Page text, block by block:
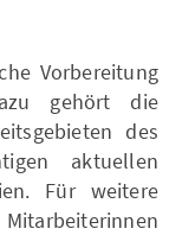
Vorbereitung
gehört die
des
aktuellen
Für weitere